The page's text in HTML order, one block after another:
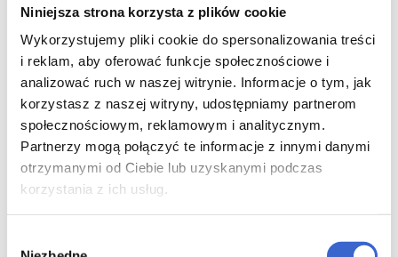
Niniejsza strona korzysta z plików cookie
Wykorzystujemy pliki cookie do spersonalizowania treści
i reklam, aby oferować funkcje społecznościowe i
analizować ruch w naszej witrynie. Informacje o tym, jak
korzystasz z naszej witryny, udostępniamy partnerom
społecznościowym, reklamowym i analitycznym.
Partnerzy mogą połączyć te informacje z innymi danymi
otrzymanymi od Ciebie lub uzyskanymi podczas
korzystania z ich usług.
pacjenta na początku leczenia ze względu na ryzyko
wystąpienia wolnej czynności serca.
Lek stosuje się doustnie, zaleca się przyjmować
podczas posiłku i popić wodą. Nie należy stosować
leku w czasie ciąży oraz karmienia piersią, ponieważ
przenika on do mleka kobiecego.
Wskazania i przeciwwskazania
Leki beta-adrenolityczne mogą zmniejszać przepływ
krwi do łożyska, co może prowadzić do